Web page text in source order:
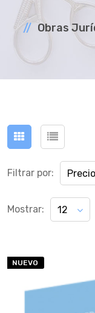
Obras
Filtrar por:
Mostrar: 12
NUEVO